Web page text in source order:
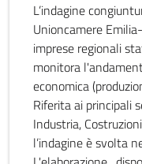
L’indagine
Unioncamere
imprese regionali
monitora
economica
Riferita ai principali
Industria,
l’indagine è svolta